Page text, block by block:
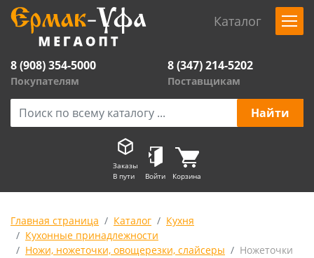
Каталог
8 (908) 354-5000
Покупателям
8 (347) 214-5202
Поставщикам
Заказы
В пути
Войти Корзина
Главная страница Каталог
Кухня
Кухонные принадлежности
Ножи, ножеточки, овощерезки, слайсеры
Ножеточки